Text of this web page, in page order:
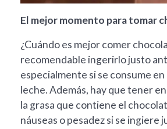
El mejor momento para tomar
¿Cuándo es mejor comer
recomendable ingerirlo justo
especialmente si se consume
leche. Además, hay que tener
la grasa que contiene el
náuseas o pesadez si se ingiere